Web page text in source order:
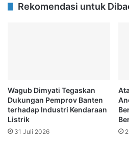
Rekomendasi untuk
Wagub Dimyati Tegaskan
Dukungan Pemprov Banten
terhadap Industri Kendaraan
Listrik
31 Juli 2026